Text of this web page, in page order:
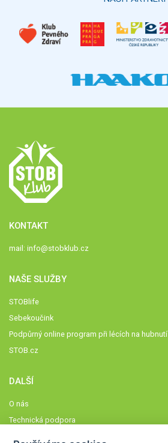
KONTAKT
mail: info@stobklub.cz
NAŠE SLUŽBY
STOBlife
Sebekoučink
Podpůrný online program při lécích na hubnutí
STOB.cz
DALŠÍ
O nás
Technická podpora